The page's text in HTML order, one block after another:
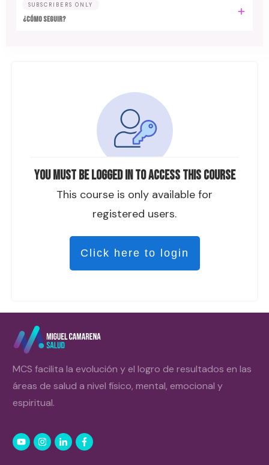
You must be logged in to access this course
This course is only available for
registered users.
Click here to login
SUBSCRIBERS ONLY
¿CÓMO SEGUIR?
MCS facilita la evolución y el logro de resultados en las
áreas de salud a nivel físico, mental, emocional y
espiritual.